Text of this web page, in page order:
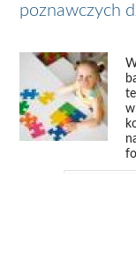
poznawczych